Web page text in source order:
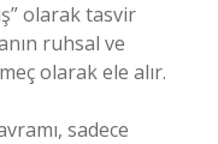
olarak tasvir
ruhsal ve
olarak ele alır.
sadece